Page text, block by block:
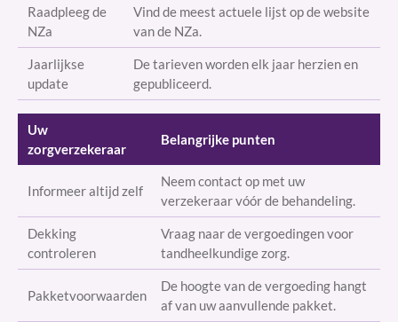
Raadpleeg de
NZa
Vind de meest actuele lijst op de website
van de NZa.
Jaarlijkse
update
De tarieven worden elk jaar herzien en
gepubliceerd.
Uw
zorgverzekeraar
Belangrijke punten
Informeer altijd zelf
Neem contact op met uw
verzekeraar vóór de behandeling.
Dekking
controleren
Vraag naar de vergoedingen voor
tandheelkundige zorg.
Pakketvoorwaarden
De hoogte van de vergoeding hangt
af van uw aanvullende pakket.